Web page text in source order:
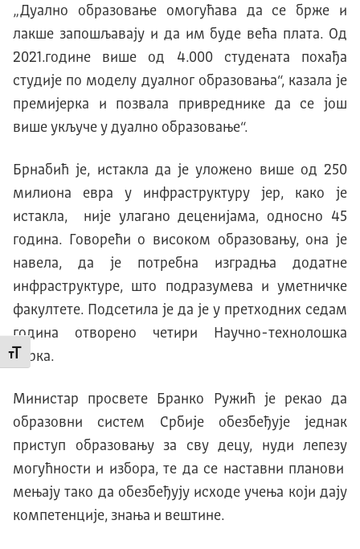
Промени величину слова
„Дуално образовање омогућава да се брже и
лакше запошљавају и да им буде већа плата. Од
2021.године више од 4.000 студената похађа
студије по моделу дуалног образовања“, казала је
премијерка и позвала привреднике да се још
више укључе у дуално образовање“.
Брнабић је, истакла да је уложено више од 250
милиона евра у инфраструктуру јер, како је
истакла, није улагано деценијама, односно 45
година. Говорећи о високом образовању, она је
навела, да је потребна изградња додатне
инфраструктуре, што подразумева и уметничке
факултете. Подсетила је да је у претходних седам
година отворено четири Научно-технолошка
парка.
Министар просвете Бранко Ружић је рекао да
образовни систем Србије обезбеђује једнак
приступ образовању за сву децу, нуди лепезу
могућности и избора, те да се наставни планови
мењају тако да обезбеђују исходе учења који дају
компетенције, знања и вештине.